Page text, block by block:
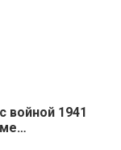
войной 1941